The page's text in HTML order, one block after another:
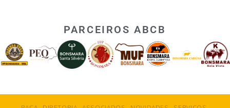
PARCEIROS ABCB